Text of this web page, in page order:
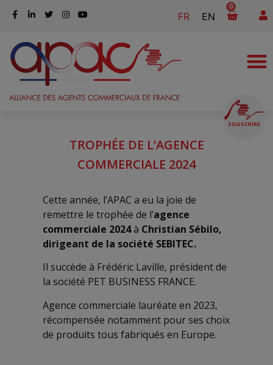
FR EN
0
SOUSCRIRE
TROPHÉE DE L’AGENCE
COMMERCIALE 2024
Cette année, l’APAC a eu la joie de
remettre le trophée de l’agence
commerciale 2024à Christian Sébilo,
dirigeant de la société SEBITEC.
Il succède à Frédéric Laville, président de
la société PET BUSINESS FRANCE.
Agence commerciale lauréate en 2023,
récompensée notamment pour ses choix
de produits tous fabriqués en Europe.